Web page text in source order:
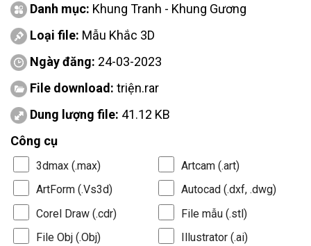
Danh mục: Khung Tranh - Khung Gương
Loại file: Mẫu Khắc 3D
Ngày đăng: 24-03-2023
File download: triện.rar
Dung lượng file: 41.12 KB
Công cụ
3dmax (.max)
Artcam (.art)
ArtForm (.Vs3d)
Autocad (.dxf, .dwg)
Corel Draw (.cdr)
File mẫu (.stl)
File Obj (.Obj)
Illustrator (.ai)